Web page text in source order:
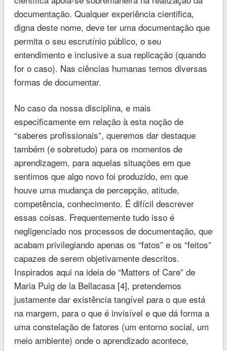
documentação. Qualquer experiência cientifica,
digna deste nome, deve ter uma documentação que
permita o seu escrutínio público, o seu
entendimento e inclusive a sua replicação (quando
for o caso). Nas ciências humanas temos diversas
formas de documentar.
No caso da nossa disciplina, e mais
especificamente em relação à esta noção de
“saberes profissionais”, queremos dar destaque
também (e sobretudo) para os momentos de
aprendizagem, para aquelas situações em que
sentimos que algo novo foi produzido, em que
houve uma mudança de percepção, atitude,
competência, conhecimento. É difícil descrever
essas coisas. Frequentemente tudo isso é
negligenciado nos processos de documentação, que
acabam privilegiando apenas os “fatos” e os “feitos”
capazes de serem objetivamente descritos.
Inspirados aqui na ideia de “Matters of Care” de
Maria Puig de la Bellacasa [4], pretendemos
justamente dar existência tangível para o que está
na margem, para o que é invisível e que dá forma a
uma constelação de fatores (um entorno social, um
meio ambiente) onde o aprendizado acontece,